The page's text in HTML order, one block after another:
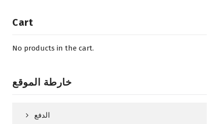
Cart
No products in the cart.
خارطة الموقع
الدفع